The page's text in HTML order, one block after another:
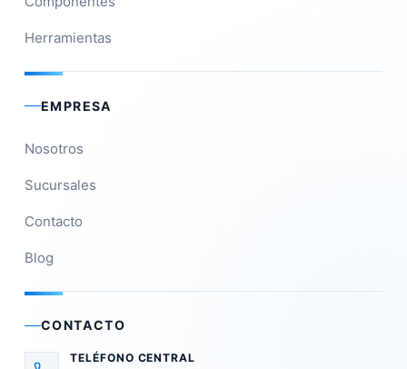
Herramientas
EMPRESA
Nosotros
Sucursales
Contacto
Blog
CONTACTO
TELÉFONO CENTRAL